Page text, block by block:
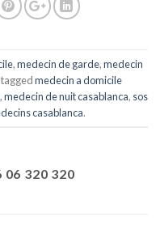
,medecin de garde,medecin
medecin a domicile
,medecin de nuit casablanca, sos
casablanca.
06 320 320